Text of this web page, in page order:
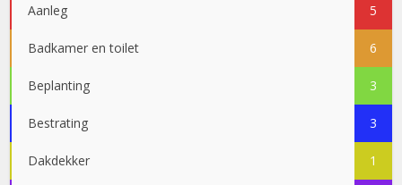
Aanleg 5
Badkamer en toilet 6
Beplanting 3
Bestrating 3
Dakdekker 1